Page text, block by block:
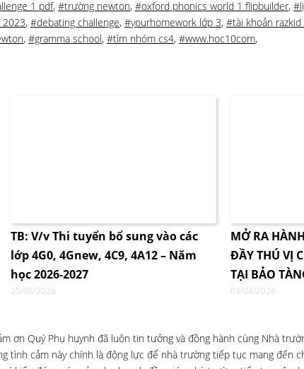
1 pdf, #trường newton, #oxford phonics world 1 flipbuilder,
, #debating challenge, #yourhomework lớp 3, #tài khoản razkid
, #gramma school, #tìm nhóm cs4, #www.hoc10com,
TB: V/v Thi tuyển bổ sung vào các
lớp 4G0, 4Gnew, 4C9, 4A12 – Năm
học 2026-2027
25/05/2026
MỞ RA
ĐẦY THÚ VỊ
TẠI BẢO
03/04/2026
ơn Quý Phụ huynh đã luôn tin tưởng và đồng hành cùng Nhà
tình cảm này chính là động lực để nhà trường tiếp tục mang đến